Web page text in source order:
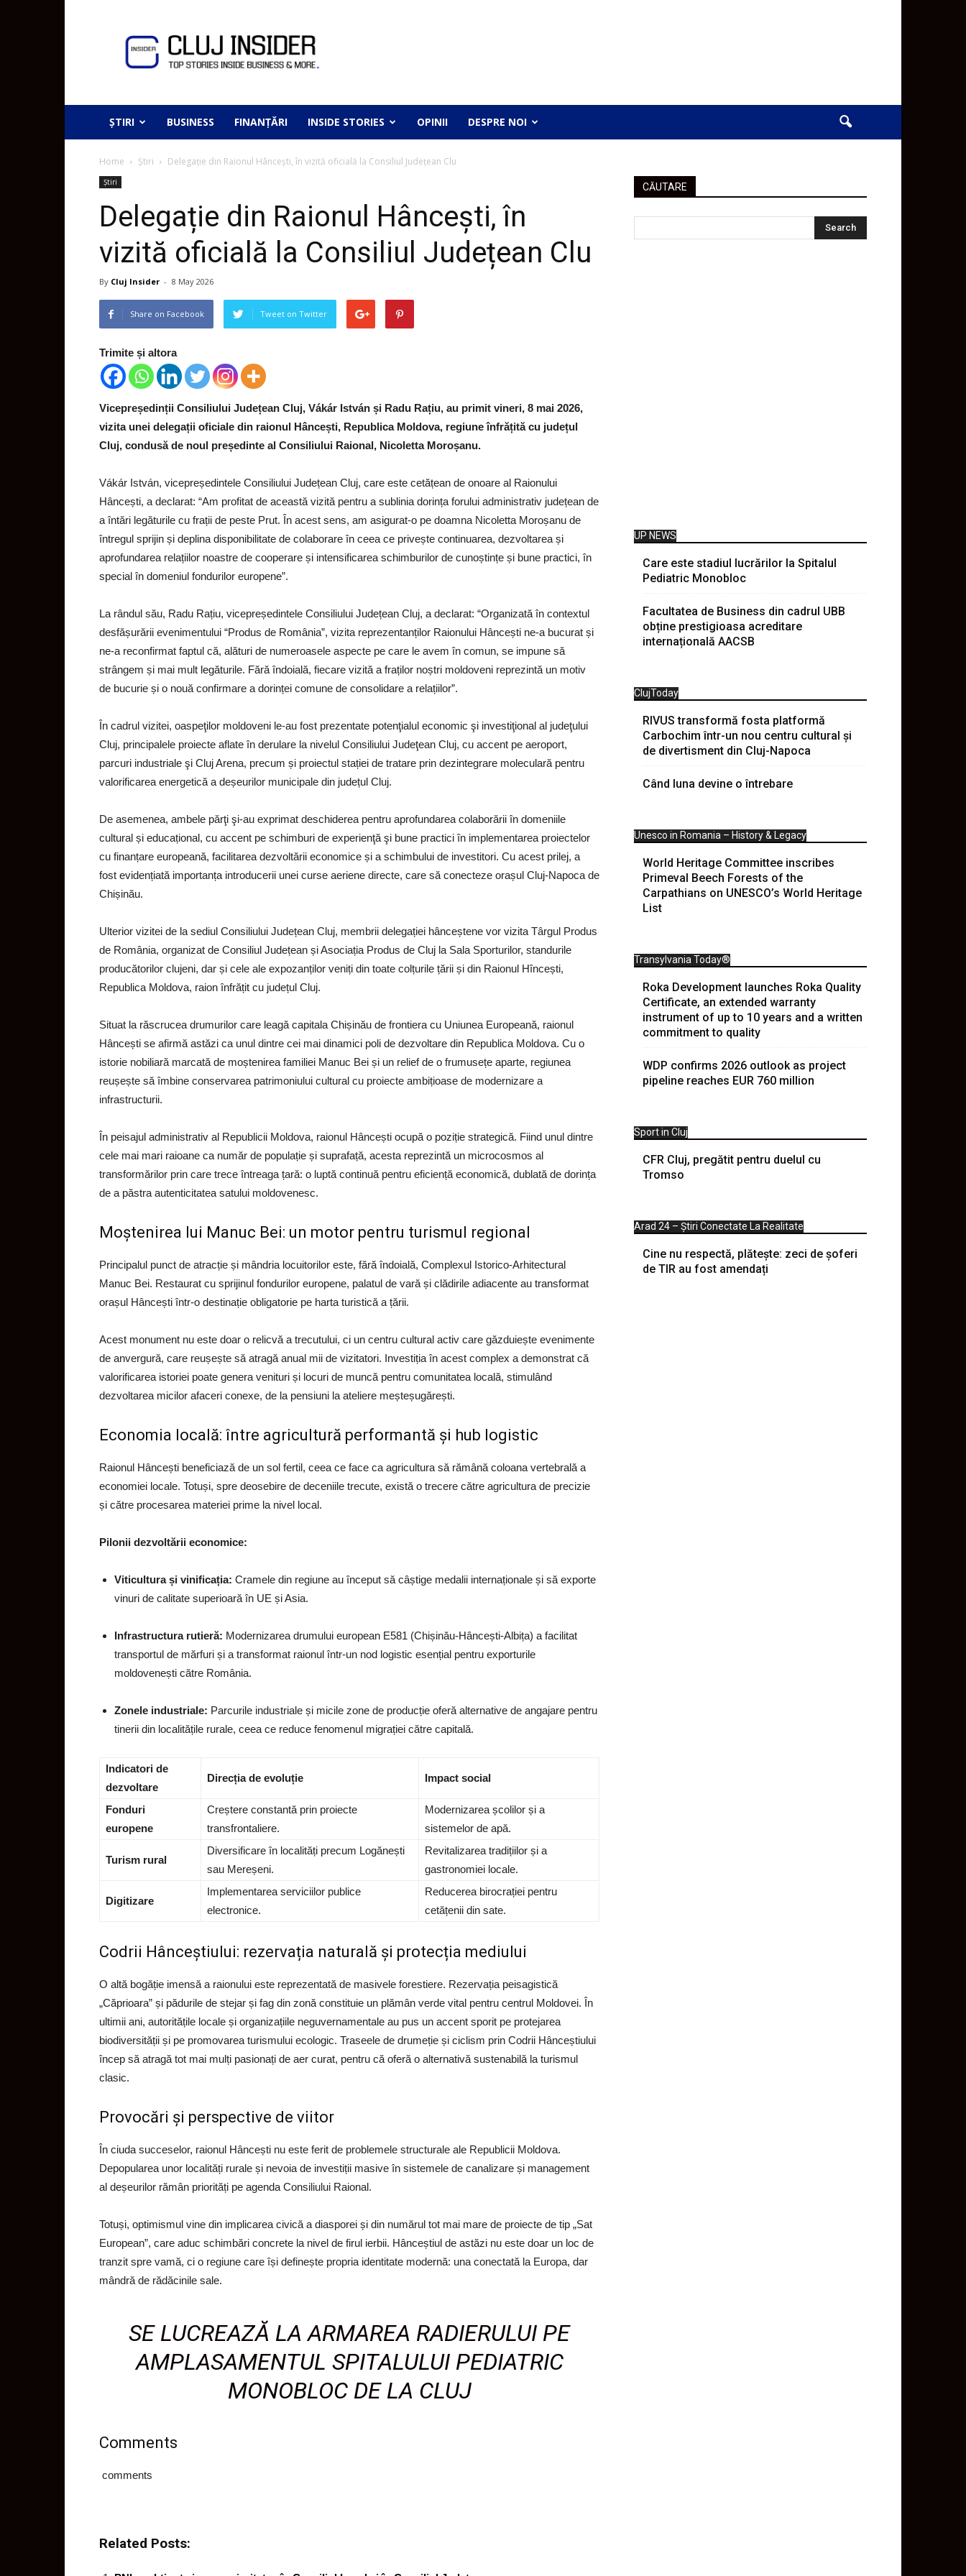
ȘTIRI BUSINESS FINANȚĂRI INSIDE STORIES OPINII DESPRE NOI
Home Știri Delegație din Raionul Hâncești, în vizită oficială la Consiliul Județean Clu
Știri
Delegație din Raionul Hâncești, în
vizită oficială la Consiliul Județean Clu
By Cluj Insider - 8 May 2026
Share on Facebook Tweet on Twitter
Trimite și altora
Vicepreședinții Consiliului Județean Cluj, Vákár István și Radu Rațiu, au primit vineri, 8 mai 2026,
vizita unei delegații oficiale din raionul Hâncești, Republica Moldova, regiune înfrățită cu județul
Cluj, condusă de noul președinte al Consiliului Raional, Nicoletta Moroșanu.
Vákár István, vicepreședintele Consiliului Județean Cluj, care este cetățean de onoare al Raionului
Hâncești, a declarat: “Am profitat de această vizită pentru a sublinia dorința forului administrativ județean de
a întări legăturile cu frații de peste Prut. În acest sens, am asigurat-o pe doamna Nicoletta Moroșanu de
întregul sprijin și deplina disponibilitate de colaborare în ceea ce privește continuarea, dezvoltarea și
aprofundarea relațiilor noastre de cooperare și intensificarea schimburilor de cunoștințe și bune practici, în
special în domeniul fondurilor europene”.
La rândul său, Radu Rațiu, vicepreședintele Consiliului Județean Cluj, a declarat: “Organizată în contextul
desfășurării evenimentului “Produs de România”, vizita reprezentanților Raionului Hâncești ne-a bucurat și
ne-a reconfirmat faptul că, alături de numeroasele aspecte pe care le avem în comun, se impune să
strângem și mai mult legăturile. Fără îndoială, fiecare vizită a fraților noștri moldoveni reprezintă un motiv
de bucurie și o nouă confirmare a dorinței comune de consolidare a relațiilor”.
În cadrul vizitei, oaspeţilor moldoveni le-au fost prezentate potenţialul economic şi investiţional al judeţului
Cluj, principalele proiecte aflate în derulare la nivelul Consiliului Judeţean Cluj, cu accent pe aeroport,
parcuri industriale şi Cluj Arena, precum și proiectul stației de tratare prin dezintegrare moleculară pentru
valorificarea energetică a deșeurilor municipale din județul Cluj.
De asemenea, ambele părţi şi-au exprimat deschiderea pentru aprofundarea colaborării în domeniile
cultural și educațional, cu accent pe schimburi de experienţă şi bune practici în implementarea proiectelor
cu finanțare europeană, facilitarea dezvoltării economice și a schimbului de investitori. Cu acest prilej, a
fost evidențiată importanța introducerii unei curse aeriene directe, care să conecteze orașul Cluj-Napoca de
Chișinău.
Ulterior vizitei de la sediul Consiliului Județean Cluj, membrii delegației hânceștene vor vizita Târgul Produs
de România, organizat de Consiliul Județean și Asociația Produs de Cluj la Sala Sporturilor, standurile
producătorilor clujeni, dar și cele ale expozanților veniți din toate colțurile țării și din Raionul Hîncești,
Republica Moldova, raion înfrățit cu județul Cluj.
Situat la răscrucea drumurilor care leagă capitala Chișinău de frontiera cu Uniunea Europeană, raionul
Hâncești se afirmă astăzi ca unul dintre cei mai dinamici poli de dezvoltare din Republica Moldova. Cu o
istorie nobiliară marcată de moștenirea familiei Manuc Bei și un relief de o frumusețe aparte, regiunea
reușește să îmbine conservarea patrimoniului cultural cu proiecte ambițioase de modernizare a
infrastructurii.
În peisajul administrativ al Republicii Moldova, raionul Hâncești ocupă o poziție strategică. Fiind unul dintre
cele mai mari raioane ca număr de populație și suprafață, acesta reprezintă un microcosmos al
transformărilor prin care trece întreaga țară: o luptă continuă pentru eficiență economică, dublată de dorința
de a păstra autenticitatea satului moldovenesc.
Moștenirea lui Manuc Bei: un motor pentru turismul regional
Principalul punct de atracție și mândria locuitorilor este, fără îndoială, Complexul Istorico-Arhitectural
Manuc Bei. Restaurat cu sprijinul fondurilor europene, palatul de vară și clădirile adiacente au transformat
orașul Hâncești într-o destinație obligatorie pe harta turistică a țării.
Acest monument nu este doar o relicvă a trecutului, ci un centru cultural activ care găzduiește evenimente
de anvergură, care reușește să atragă anual mii de vizitatori. Investiția în acest complex a demonstrat că
valorificarea istoriei poate genera venituri și locuri de muncă pentru comunitatea locală, stimulând
dezvoltarea micilor afaceri conexe, de la pensiuni la ateliere meșteșugărești.
Economia locală: între agricultură performantă și hub logistic
Raionul Hâncești beneficiază de un sol fertil, ceea ce face ca agricultura să rămână coloana vertebrală a
economiei locale. Totuși, spre deosebire de deceniile trecute, există o trecere către agricultura de precizie
și către procesarea materiei prime la nivel local.
Pilonii dezvoltării economice:
Viticultura și vinificația: Cramele din regiune au început să câștige medalii internaționale și să exporte
vinuri de calitate superioară în UE și Asia.
Infrastructura rutieră: Modernizarea drumului european E581 (Chișinău-Hâncești-Albița) a facilitat
transportul de mărfuri și a transformat raionul într-un nod logistic esențial pentru exporturile
moldovenești către România.
Zonele industriale: Parcurile industriale și micile zone de producție oferă alternative de angajare pentru
tinerii din localitățile rurale, ceea ce reduce fenomenul migrației către capitală.
Indicatori de
dezvoltare
Direcția de evoluție Impact social
Fonduri
europene
Creștere constantă prin proiecte
transfrontaliere.
Modernizarea școlilor și a
sistemelor de apă.
Turism rural
Diversificare în localități precum Logănești
sau Mereșeni.
Revitalizarea tradițiilor și a
gastronomiei locale.
Digitizare
Implementarea serviciilor publice
electronice.
Reducerea birocrației pentru
cetățenii din sate.
Codrii Hânceștiului: rezervația naturală și protecția mediului
O altă bogăție imensă a raionului este reprezentată de masivele forestiere. Rezervația peisagistică
„Căprioara” și pădurile de stejar și fag din zonă constituie un plămân verde vital pentru centrul Moldovei. În
ultimii ani, autoritățile locale și organizațiile neguvernamentale au pus un accent sporit pe protejarea
biodiversității și pe promovarea turismului ecologic. Traseele de drumeție și ciclism prin Codrii Hânceștiului
încep să atragă tot mai mulți pasionați de aer curat, pentru că oferă o alternativă sustenabilă la turismul
clasic.
Provocări și perspective de viitor
În ciuda succeselor, raionul Hâncești nu este ferit de problemele structurale ale Republicii Moldova.
Depopularea unor localități rurale și nevoia de investiții masive în sistemele de canalizare și management
al deșeurilor rămân priorități pe agenda Consiliului Raional.
Totuși, optimismul vine din implicarea civică a diasporei și din numărul tot mai mare de proiecte de tip „Sat
European”, care aduc schimbări concrete la nivel de firul ierbii. Hânceștiul de astăzi nu este doar un loc de
tranzit spre vamă, ci o regiune care își definește propria identitate modernă: una conectată la Europa, dar
mândră de rădăcinile sale.
SE LUCREAZĂ LA ARMAREA RADIERULUI PE
AMPLASAMENTUL SPITALULUI PEDIATRIC
MONOBLOC DE LA CLUJ
Comments
comments
Related Posts:
CĂUTARE
UP NEWS
Care este stadiul lucrărilor la Spitalul
Pediatric Monobloc
Facultatea de Business din cadrul UBB
obține prestigioasa acreditare
internațională AACSB
ClujToday
RIVUS transformă fosta platformă
Carbochim într-un nou centru cultural și
de divertisment din Cluj-Napoca
Când luna devine o întrebare
Unesco in Romania – History & Legacy
World Heritage Committee inscribes
Primeval Beech Forests of the
Carpathians on UNESCO’s World Heritage
List
Transylvania Today®
Roka Development launches Roka Quality
Certificate, an extended warranty
instrument of up to 10 years and a written
commitment to quality
WDP confirms 2026 outlook as project
pipeline reaches EUR 760 million
Sport in Cluj
CFR Cluj, pregătit pentru duelul cu
Tromso
Arad 24 – Știri Conectate La Realitate
Cine nu respectă, plătește: zeci de șoferi
de TIR au fost amendați